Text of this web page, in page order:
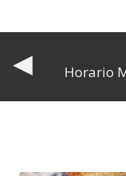
◀ Horario